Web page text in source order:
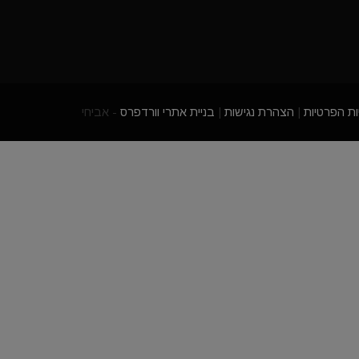
הפרטיות הצהרת נגישות בניית אתרי וורדפרס - אביחי